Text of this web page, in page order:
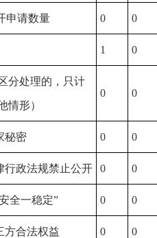
申请数量 0 0
1 0
分处理的，只计
情形）
0 0
秘密 0 0
行政法规禁止公开 0 0
全一稳定” 0 0
方合法权益 0 0